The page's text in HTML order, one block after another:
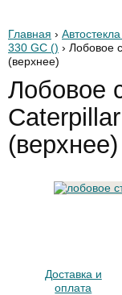
Главная ›
330 GC () › Лобовое
(верхнее)
Лобовое
(верхнее)
Доставка и
оплата